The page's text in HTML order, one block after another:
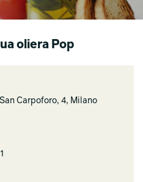
oliera Pop
Carpoforo, 4, Milano